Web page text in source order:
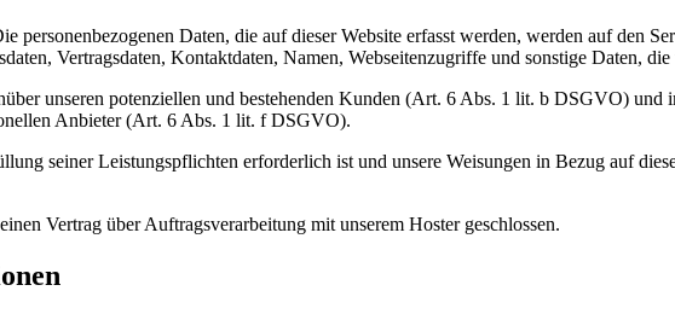
Daten, die auf dieser Website erfasst werden, werden auf den
Vertragsdaten, Kontaktdaten, Namen, Webseitenzugriffe und sonstige Daten,
unseren potenziellen und bestehenden Kunden (Art. 6 Abs. 1 lit. b DSGVO) und
Anbieter (Art. 6 Abs. 1 lit. f DSGVO).
seiner Leistungspflichten erforderlich ist und unsere Weisungen in Bezug auf
Vertrag über Auftragsverarbeitung mit unserem Hoster geschlossen.